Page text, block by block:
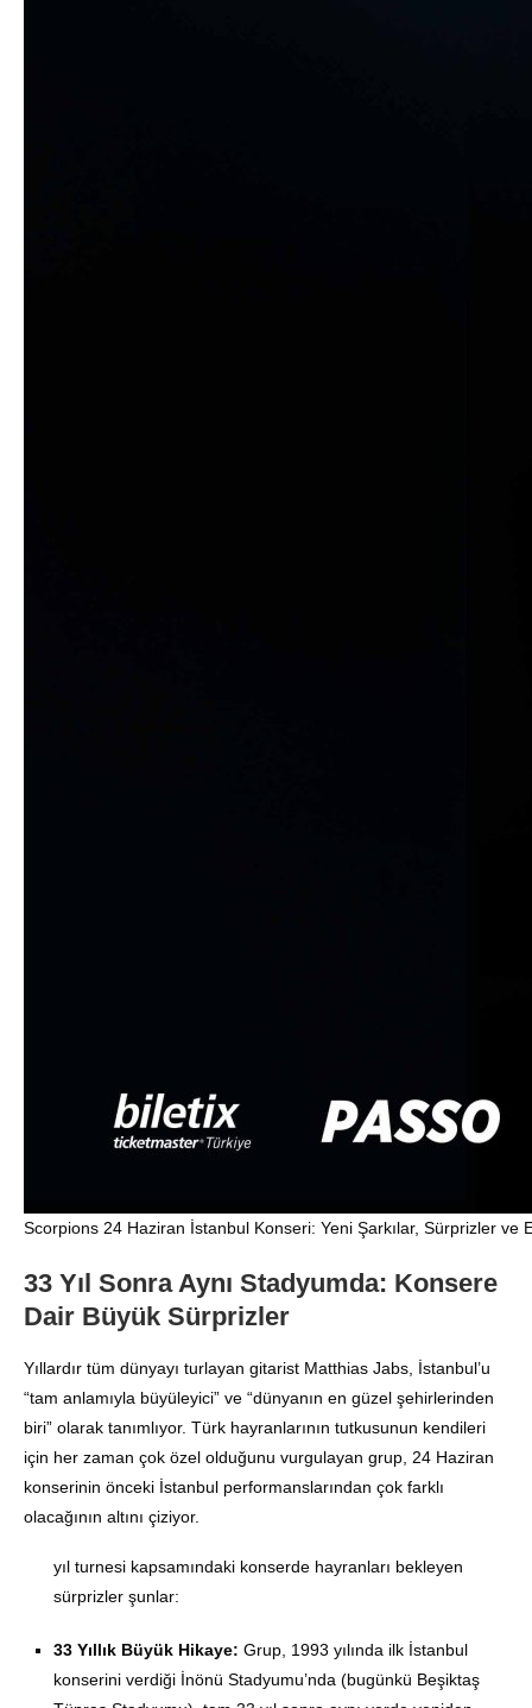
Scorpions 24 Haziran İstanbul Konseri: Yeni Şarkılar, Sürprizler ve
33 Yıl Sonra Aynı Stadyumda: Konsere
Dair Büyük Sürprizler
Yıllardır tüm dünyayı turlayan gitarist Matthias Jabs, İstanbul’u
“tam anlamıyla büyüleyici” ve “dünyanın en güzel şehirlerinden
biri” olarak tanımlıyor. Türk hayranlarının tutkusunun kendileri
için her zaman çok özel olduğunu vurgulayan grup, 24 Haziran
konserinin önceki İstanbul performanslarından çok farklı
olacağının altını çiziyor.
yıl turnesi kapsamındaki konserde hayranları bekleyen
sürprizler şunlar:
33 Yıllık Büyük Hikaye: Grup, 1993 yılında ilk İstanbul
konserini verdiği İnönü Stadyumu’nda (bugünkü Beşiktaş